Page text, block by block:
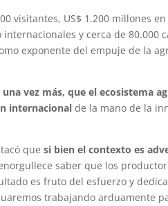
visitantes, US$ 1.200 millones
y cerca de 80.000
exponente del empuje de la
vez más, que el ecosistema
internacional de la mano de la
quesi bien el contexto es
saber que los
es fruto del esfuerzo y
trabajando arduamente